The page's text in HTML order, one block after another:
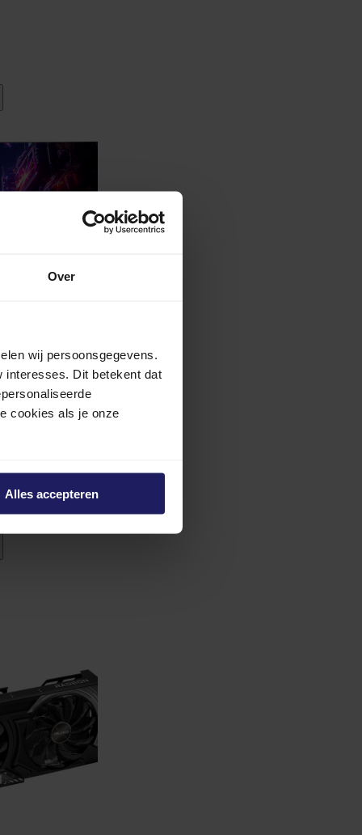
Over
wij persoonsgegevens.
interesses. Dit betekent dat
cookies als je onze
Alles accepteren